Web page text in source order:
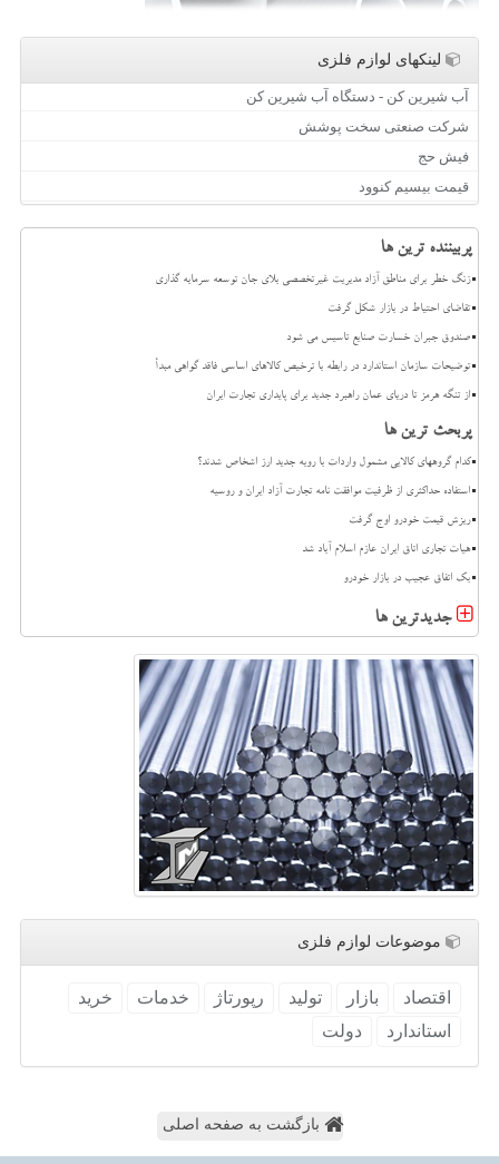
لینکهای لوازم فلزی
آب شیرین کن - دستگاه آب شیرین کن
شرکت صنعتی سخت پوشش
فیش حج
قیمت بیسیم کنوود
پربیننده ترین ها
زنگ خطر برای مناطق آزاد مدیریت غیرتخصصی بلای جان توسعه سرمایه گذاری
تقاضای احتیاط در بازار شکل گرفت
صندوق جبران خسارت صنایع تاسیس می شود
توضیحات سازمان استاندارد در رابطه با ترخیص کالاهای اساسی فاقد گواهی مبدأ
از تنگه هرمز تا دریای عمان راهبرد جدید برای پایداری تجارت ایران
پربحث ترین ها
کدام گروههای کالایی مشمول واردات با رویه جدید ارز اشخاص شدند؟
استفاده حداکثری از ظرفیت موافقت نامه تجارت آزاد ایران و روسیه
ریزش قیمت خودرو اوج گرفت
هیات تجاری اتاق ایران عازم اسلام آباد شد
بک اتفاق عجیب در بازار خودرو
جدیدترین ها
موضوعات لوازم فلزی
اقتصاد بازار تولید رپورتاژ خدمات
خرید
استاندارد
دولت
بازگشت به صفحه اصلی